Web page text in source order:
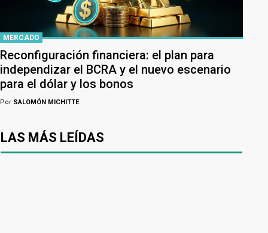
MERCADO
Reconfiguración financiera: el plan para
independizar el BCRA y el nuevo escenario
para el dólar y los bonos
Por SALOMÓN MICHITTE
LAS MÁS LEÍDAS